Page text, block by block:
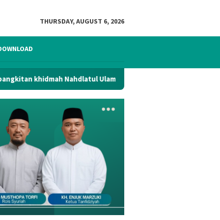
THURSDAY, AUGUST 6, 2026
Ulama di Kabupaten Bekasi